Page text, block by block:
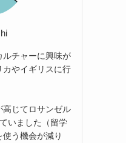
ルチャーに興味が
カやイギリスに行
高じてロサンゼル
いました（留学
う機会が減り